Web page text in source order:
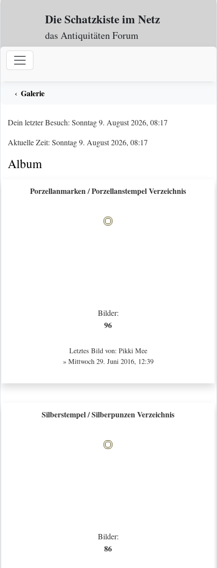
Zum Inhalt
Die Schatzkiste im Netz
das Antiquitäten Forum
Galerie
Dein letzter Besuch: Sonntag 9. August 2026, 08:17
Aktuelle Zeit: Sonntag 9. August 2026, 08:17
Album
Porzellanmarken / Porzellanstempel Verzeichnis
Bilder:
96
Letztes Bild von: Pikki Mee
» Mittwoch 29. Juni 2016, 12:39
Silberstempel / Silberpunzen Verzeichnis
Bilder:
86